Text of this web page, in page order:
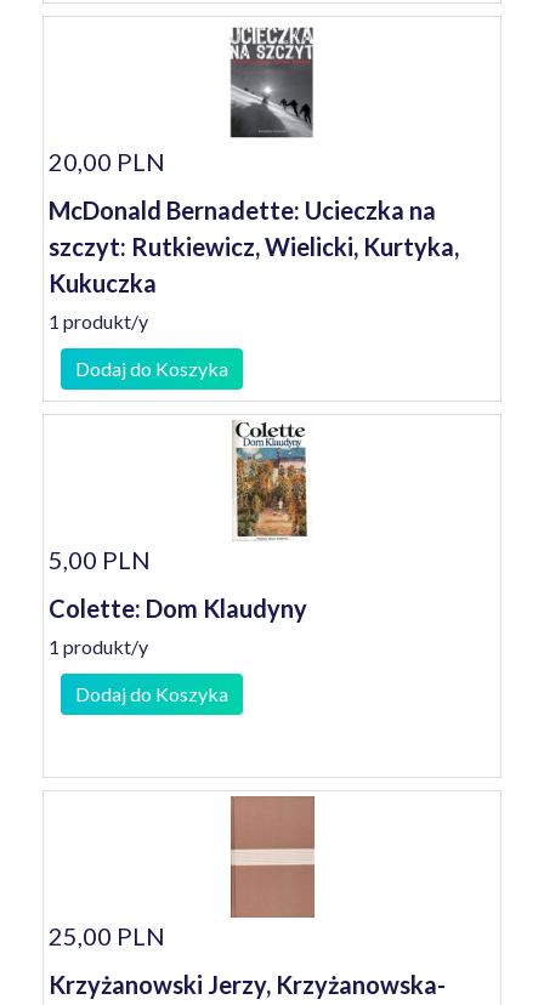
20,00 PLN
McDonald Bernadette: Ucieczka na
szczyt: Rutkiewicz, Wielicki, Kurtyka,
Kukuczka
1 produkt/y
Dodaj do Koszyka
5,00 PLN
Colette: Dom Klaudyny
1 produkt/y
Dodaj do Koszyka
25,00 PLN
Krzyżanowski Jerzy, Krzyżanowska-